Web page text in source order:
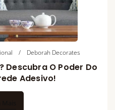
Deborah Decorates
Descubra O Poder Do
Adesivo!